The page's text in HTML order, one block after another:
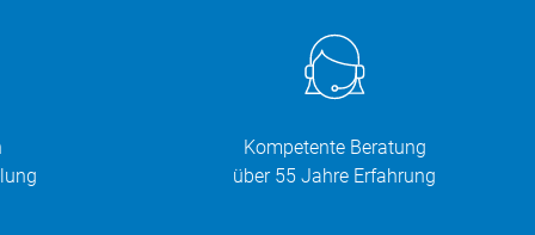
Kompetente Beratung
über 55 Jahre Erfahrung